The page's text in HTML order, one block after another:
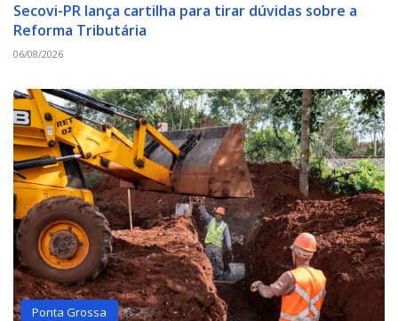
Secovi-PR lança cartilha para tirar dúvidas sobre a
Reforma Tributária
06/08/2026
Ponta Grossa